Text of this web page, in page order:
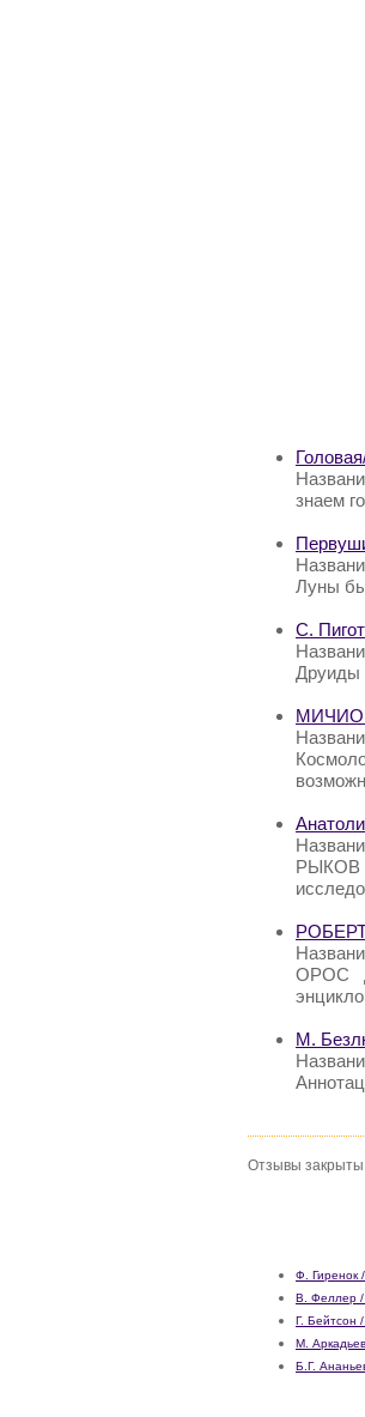
знаем
Луны
С.
Друиды
МИЧИО
РЫКОВ
РОБЕРТ
ОРОС
М.
Отзывы закрыты
Ф. Гиренок
В. Феллер /
Г. Бейтсон
М.
Б.Г.